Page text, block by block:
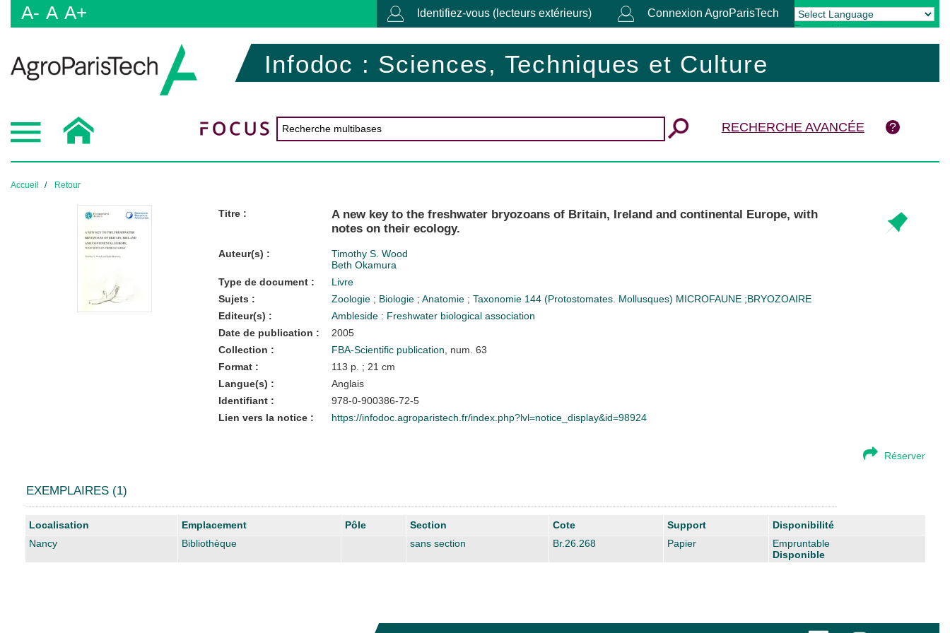
A- A A+ Identifiez-vous (lecteurs extérieurs) Connexion AgroParisTech
Powered by Translate
Infodoc : Sciences, Techniques et Culture
RECHERCHE AVANCÉE
Accueil Retour
Titre :
A new key to the freshwater bryozoans of Britain, Ireland and continental Europe, with
notes on their ecology.
Auteur(s) :
Timothy S. Wood
Beth Okamura
Type de document :
Livre
Sujets :
Zoologie ; Biologie ; Anatomie ; Taxonomie 144 (Protostomates. Mollusques) MICROFAUNE ;BRYOZOAIRE
Editeur(s) :
Ambleside : Freshwater biological association
Date de publication :
2005
Collection :
FBA-Scientific publication , num. 63
Format :
113 p. ; 21 cm
Langue(s) :
Anglais
Identifiant :
978-0-900386-72-5
Lien vers la notice :
https://infodoc.agroparistech.fr/index.php?lvl=notice_display&id=98924
Réserver
EXEMPLAIRES (1)
Liste des exemplaires
Localisation Emplacement Pôle Section Cote Support
Disponibilité
Nancy
Bibliothèque sans section Br.26.268 Papier
Empruntable
Disponible